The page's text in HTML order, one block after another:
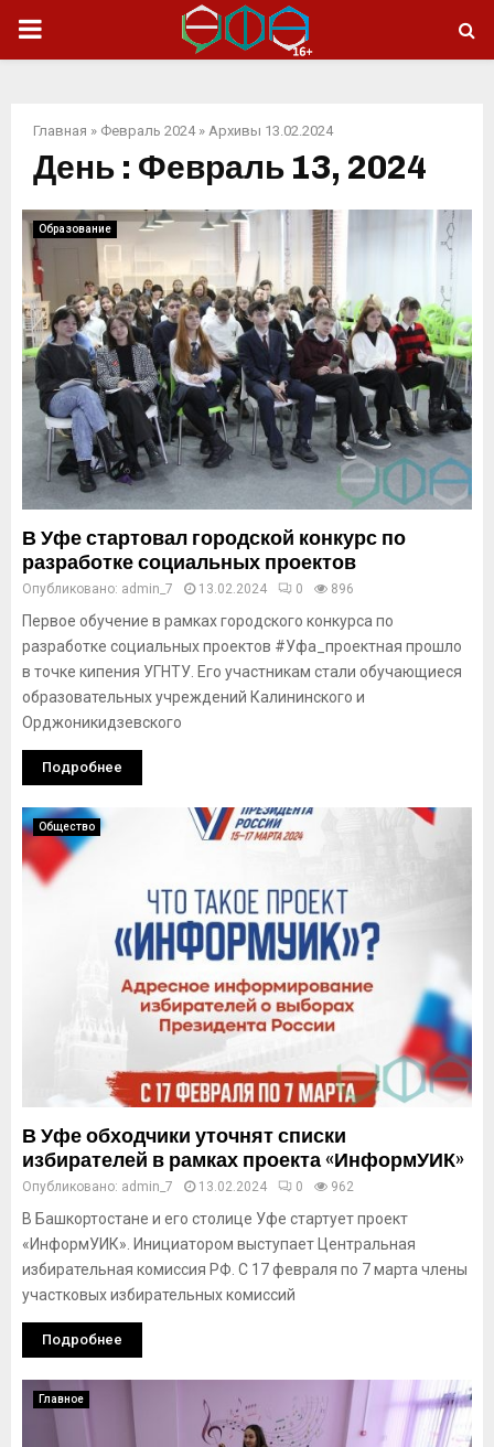
ОСНОВНОЕ
Главная » Февраль 2024» Архивы 13.02.2024
День : Февраль 13, 2024
Образование
В Уфе стартовал городской конкурс по
разработке социальных проектов
Опубликовано: admin_7 13.02.2024 0 896
Первое обучение в рамках городского конкурса по
разработке социальных проектов #Уфа_проектная прошло
в точке кипения УГНТУ. Его участникам стали обучающиеся
образовательных учреждений Калининского и
Орджоникидзевского
Подробнее
Общество
В Уфе обходчики уточнят списки
избирателей в рамках проекта «ИнформУИК»
Опубликовано: admin_7 13.02.2024 0 962
В Башкортостане и его столице Уфе стартует проект
«ИнформУИК». Инициатором выступает Центральная
избирательная комиссия РФ. С 17 февраля по 7 марта члены
участковых избирательных комиссий
Подробнее
Главное